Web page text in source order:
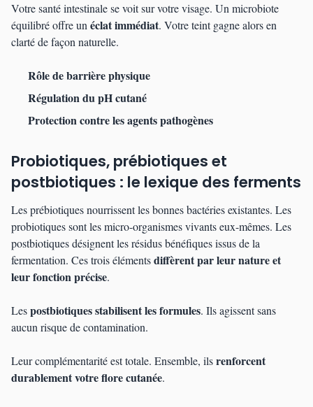
Votre santé intestinale se voit sur votre visage. Un microbiote
équilibré offre un éclat immédiat. Votre teint gagne alors en
clarté de façon naturelle.
Rôle de barrière physique
Régulation du pH cutané
Protection contre les agents pathogènes
Probiotiques, prébiotiques et
postbiotiques : le lexique des ferments
Les prébiotiques nourrissent les bonnes bactéries existantes. Les
probiotiques sont les micro-organismes vivants eux-mêmes. Les
postbiotiques désignent les résidus bénéfiques issus de la
fermentation. Ces trois élémentsdiffèrent par leur nature et
leur fonction précise.
Lespostbiotiques stabilisent les formules. Ils agissent sans
aucun risque de contamination.
Leur complémentarité est totale. Ensemble, ilsrenforcent
durablement votre flore cutanée.